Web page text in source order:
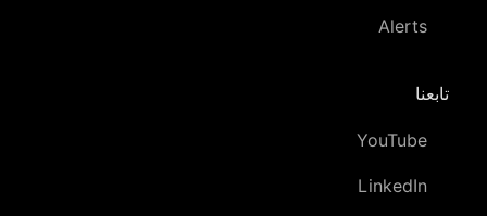
Alerts
تابعنا
YouTube
LinkedIn